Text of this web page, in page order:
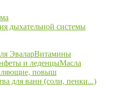
дыхательной системы
ЭваларВитамины
и леденцыМасла
повыш
для ванн (соли, пенки...)